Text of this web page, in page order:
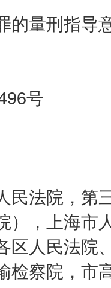
的量刑指
号
民法院，第
），上海市
区人民法
检察院，市